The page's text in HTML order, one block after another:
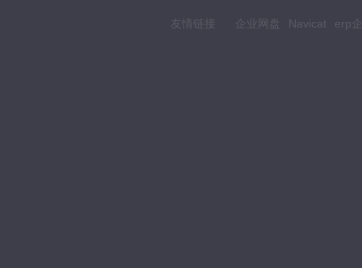
友情链接 企业网盘 Navicat erp